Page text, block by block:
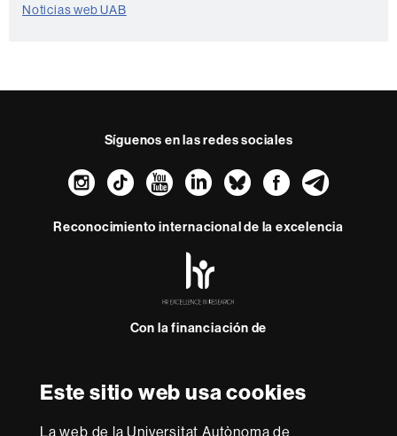
Este sitio web usa cookies
La web de la Universitat Autònoma de
Noticias web UAB
Síguenos en las redes sociales
Instagram
TikTokYouTube
LinkedIn
Bluesky
Reconocimiento internacional de la excelencia
-
Con la financiación de
Sobre
esta